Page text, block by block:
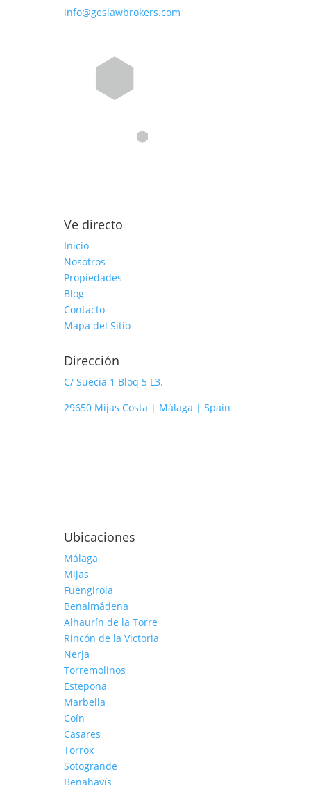
info@geslawbrokers.com
Ve directo
Inicio
Nosotros
Propiedades
Blog
Contacto
Mapa del Sitio
Dirección
C/ Suecia 1 Bloq 5 L3.
29650 Mijas Costa | Málaga | Spain
Ubicaciones
Málaga
Mijas
Fuengirola
Benalmádena
Alhaurín de la Torre
Rincón de la Victoria
Nerja
Torremolinos
Estepona
Marbella
Coín
Casares
Torrox
Sotogrande
Benahavís